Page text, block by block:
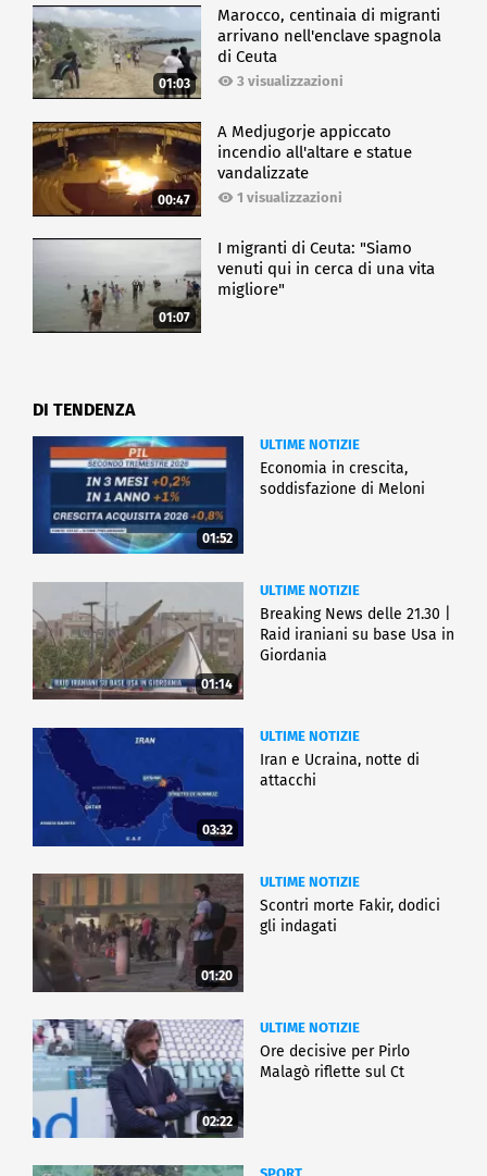
01:03
Marocco, centinaia di migranti
arrivano nell'enclave spagnola
di Ceuta
3 visualizzazioni
00:47
A Medjugorje appiccato
incendio all'altare e statue
vandalizzate
1 visualizzazioni
01:07
I migranti di Ceuta: "Siamo
venuti qui in cerca di una vita
migliore"
DI TENDENZA
01:52
ULTIME NOTIZIE
Economia in crescita,
soddisfazione di Meloni
01:14
ULTIME NOTIZIE
Breaking News delle 21.30 |
Raid iraniani su base Usa in
Giordania
03:32
ULTIME NOTIZIE
Iran e Ucraina, notte di
attacchi
01:20
ULTIME NOTIZIE
Scontri morte Fakir, dodici
gli indagati
02:22
ULTIME NOTIZIE
Ore decisive per Pirlo
Malagò riflette sul Ct